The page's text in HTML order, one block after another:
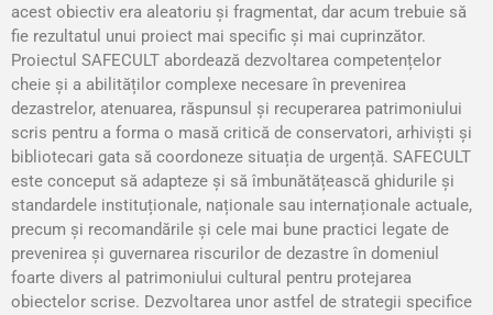
acest obiectiv era aleatoriu şi fragmentat, dar acum trebuie să
fie rezultatul unui proiect mai specific şi mai cuprinzător.
Proiectul SAFECULT abordează dezvoltarea competențelor
cheie şi a abilităților complexe necesare în prevenirea
dezastrelor, atenuarea, răspunsul şi recuperarea patrimoniului
scris pentru a forma o masă critică de conservatori, arhivişti şi
bibliotecari gata să coordoneze situația de urgență. SAFECULT
este conceput să adapteze şi să îmbunătățească ghidurile şi
standardele instituționale, naționale sau internaționale actuale,
precum şi recomandările şi cele mai bune practici legate de
prevenirea şi guvernarea riscurilor de dezastre în domeniul
foarte divers al patrimoniului cultural pentru protejarea
obiectelor scrise. Dezvoltarea unor astfel de strategii specifice